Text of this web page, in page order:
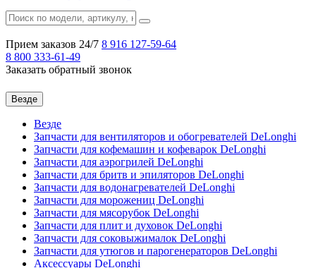
Прием заказов 24/7 8 916 127-59-64
8 800 333-61-49
Заказать обратный звонок
Везде
Везде
Запчасти для вентиляторов и обогревателей DeLonghi
Запчасти для кофемашин и кофеварок DeLonghi
Запчасти для аэрогрилей DeLonghi
Запчасти для бритв и эпиляторов DeLonghi
Запчасти для водонагревателей DeLonghi
Запчасти для морожениц DeLonghi
Запчасти для мясорубок DeLonghi
Запчасти для плит и духовок DeLonghi
Запчасти для соковыжималок DeLonghi
Запчасти для утюгов и парогенераторов DeLonghi
Аксессуары DeLonghi